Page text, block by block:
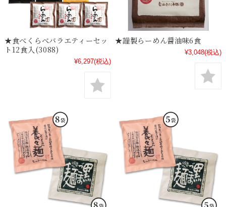
★食べくらべバラエティーセッ
ト12食入(3088)
¥6,297(税込)
★謹製らーめん醤油味6食
¥3,048(税込)